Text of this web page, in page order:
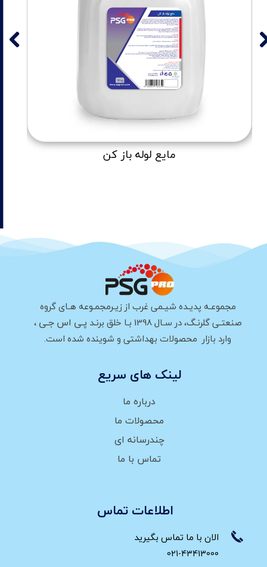
مایع لوله باز کن
مجموعـه پدیـده شیـمی غرب از زیـرمجمـوعه هـای گروه
صنعتـی گلرنـگ، در سـال 1398 بـا خلق برنـد
پـی اس جـی،
وارد بازار محصولات بهداشتی و شوینده شده است.
درباره ما
محصولات ما
چندرسانه ای
تماس با ما
لینک های سریع
اطلاعات تماس
الان با ما تماس بگیرید
021-43413000